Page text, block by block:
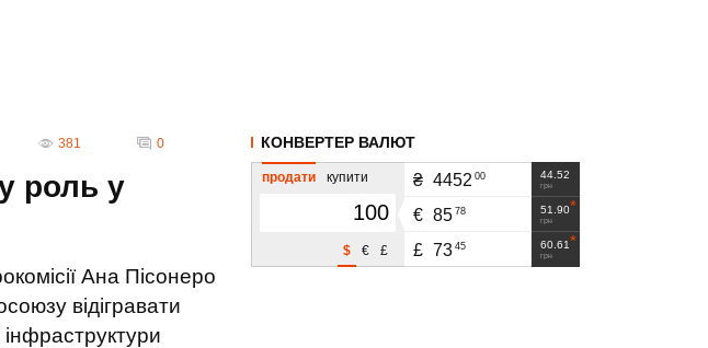
381 0
роль у
Ана Пісонеро
відігравати
інфраструктури
КОНВЕРТЕР ВАЛЮТ
продати купити
£
€
$
44.52
грн
₴ 4452 00
51.90
грн
€ 85 78
60.61
грн
£ 73 45